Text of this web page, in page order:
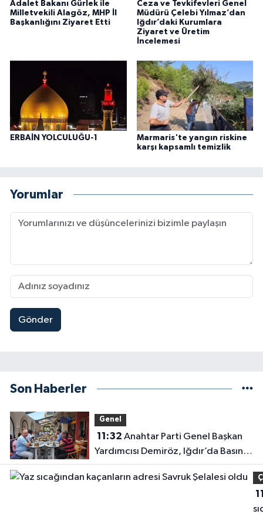
Adalet Bakanı Gürlek ile
Milletvekili Alagöz, MHP İl
Başkanlığını Ziyaret Etti
Ceza ve Tevkifevleri Genel
Müdürü Çelebi Yılmaz’dan
Iğdır’daki Kurumlara
Ziyaret ve Üretim
İncelemesi
ERBAİN YOLCULUĞU-1
Marmaris'te yangın riskine
karşı kapsamlı temizlik
Yorumlar
Gönder
Son Haberler
Genel
11:32
Yardımcısı Demiröz, Iğdır’da Basın
Mensuplarıyla Buluştu